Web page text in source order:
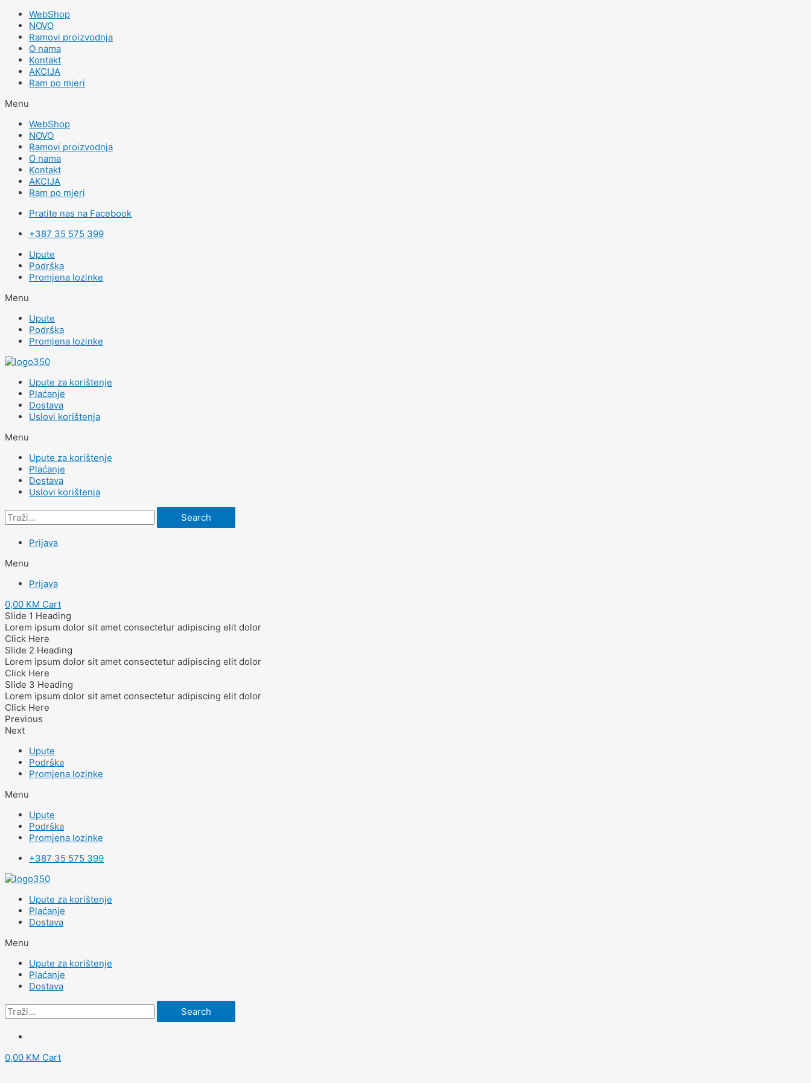
WebShop
NOVO
Ramovi proizvodnja
O nama
Kontakt
AKCIJA
Ram po mjeri
Menu
WebShop
NOVO
Ramovi proizvodnja
O nama
Kontakt
AKCIJA
Ram po mjeri
Pratite nas na Facebook
+387 35 575 399
Upute
Podrška
Promjena lozinke
Menu
Upute
Podrška
Promjena lozinke
Upute za korištenje
Plaćanje
Dostava
Uslovi korištenja
Menu
Upute za korištenje
Plaćanje
Dostava
Uslovi korištenja
Search
Prijava
Menu
Prijava
0,00 KM Cart
Slide 1 Heading
Lorem ipsum dolor sit amet consectetur adipiscing elit dolor
Click Here
Slide 2 Heading
Lorem ipsum dolor sit amet consectetur adipiscing elit dolor
Click Here
Slide 3 Heading
Lorem ipsum dolor sit amet consectetur adipiscing elit dolor
Click Here
Previous
Next
Upute
Podrška
Promjena lozinke
Menu
Upute
Podrška
Promjena lozinke
+387 35 575 399
Upute za korištenje
Plaćanje
Dostava
Menu
Upute za korištenje
Plaćanje
Dostava
Search
0,00 KM Cart